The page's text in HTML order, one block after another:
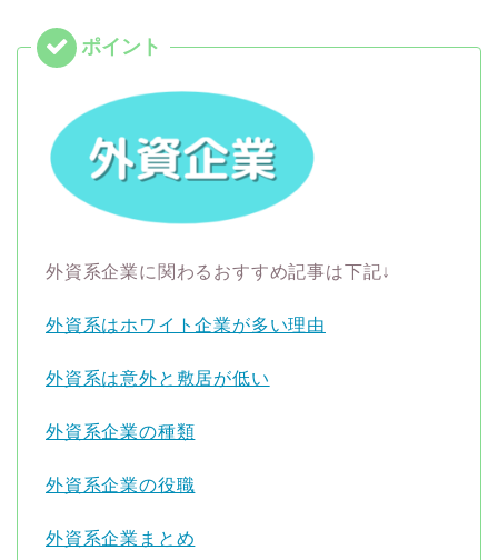
外資系企業に関わるおすすめ記事は下記↓
外資系はホワイト企業が多い理由
外資系は意外と敷居が低い
外資系企業の種類
外資系企業の役職
外資系企業まとめ